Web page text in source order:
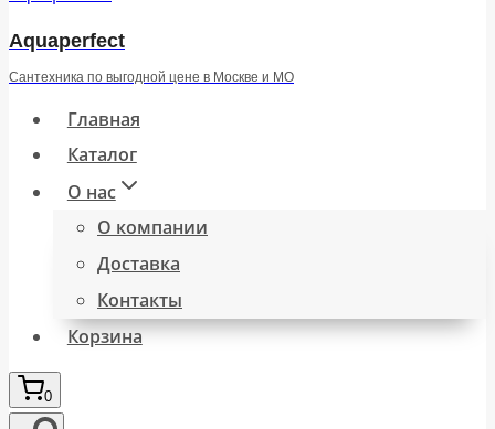
Aquaperfect
Сантехника по выгодной цене в Москве и МО
Главная
Каталог
О нас
О компании
Доставка
Контакты
Корзина
0